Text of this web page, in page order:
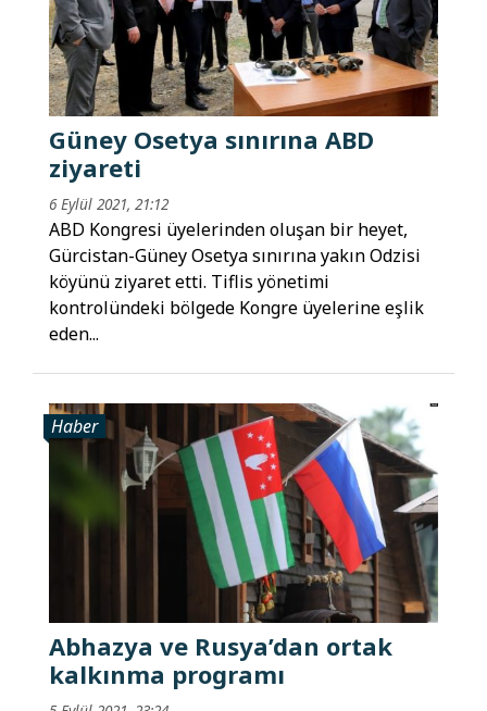
Güney Osetya sınırına ABD
ziyareti
6 Eylül 2021, 21:12
ABD Kongresi üyelerinden oluşan bir heyet,
Gürcistan-Güney Osetya sınırına yakın Odzisi
köyünü ziyaret etti. Tiflis yönetimi
kontrolündeki bölgede Kongre üyelerine eşlik
eden...
Haber
Abhazya ve Rusya’dan ortak
kalkınma programı